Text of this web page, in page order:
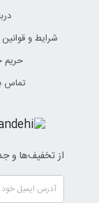
شرایط و
تماس
از تخفیف‌ها و